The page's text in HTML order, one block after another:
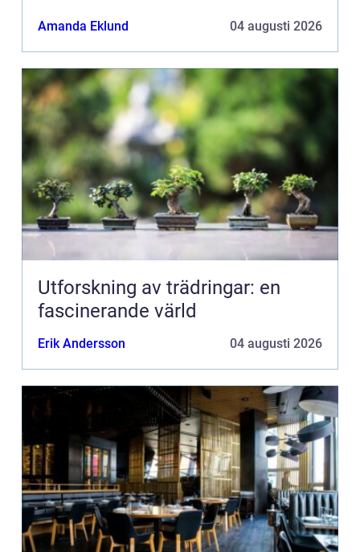
Amanda Eklund 04 augusti 2026
Utforskning av trädringar: en
fascinerande värld
Erik Andersson 04 augusti 2026